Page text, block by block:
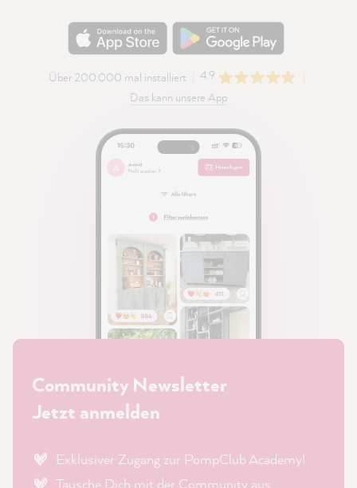
Über 200.000 mal installiert
4.9
Das kann unsere App
Community Newsletter
Jetzt anmelden
Exklusiver Zugang zur PompClub Academy!
Tausche Dich mit der Community aus.